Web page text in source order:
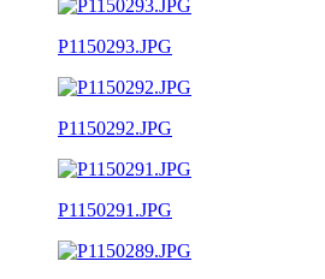
P1150293.JPG
P1150292.JPG
P1150291.JPG